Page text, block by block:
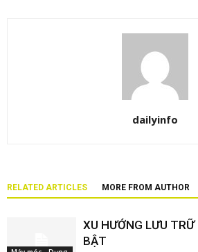
dailyinfo
RELATED ARTICLES MORE FROM AUTHOR
XU HƯỚNG LƯU
BẬT